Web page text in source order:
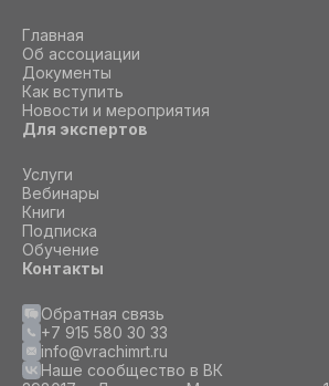
Главная
Об ассоциации
Документы
Как вступить
Новости и мероприятия
Для экспертов
Услуги
Вебинары
Книги
Подписка
Обучение
Контакты
Обратная связь
+7 915 580 30 33
info@vrachimrt.ru
Наше сообщество в ВК
СОГЛАСИЕ